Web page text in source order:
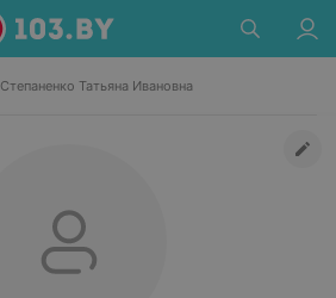
Степаненко Татьяна Ивановна